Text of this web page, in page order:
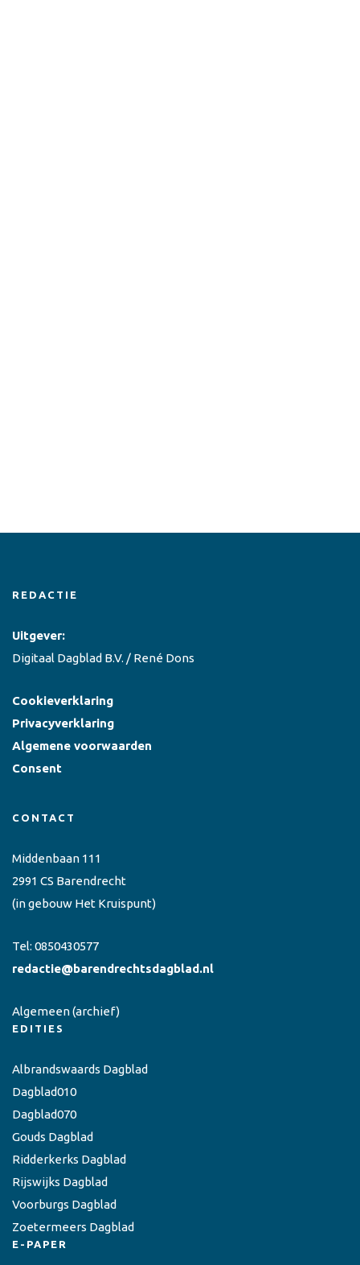
REDACTIE
Uitgever:
Digitaal Dagblad B.V. / René Dons
Cookieverklaring
Privacyverklaring
Algemene voorwaarden
Consent
CONTACT
Middenbaan 111
2991 CS Barendrecht
(in gebouw Het Kruispunt)
Tel: 0850430577
redactie@barendrechtsdagblad.nl
Algemeen(archief)
EDITIES
Albrandswaards Dagblad
Dagblad010
Dagblad070
Gouds Dagblad
Ridderkerks Dagblad
Rijswijks Dagblad
Voorburgs Dagblad
Zoetermeers Dagblad
E-PAPER